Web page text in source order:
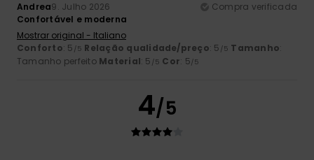
Andrea9. Julho 2026
Compra verificada
Confortável e moderna
Mostrar original - Italiano
Conforto: 5 /5 Relação qualidade/preço: 5 /5 Tamanho:
Tamanho perfeito Material: 5 /5 Cor: 5/5
4/5